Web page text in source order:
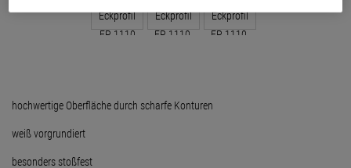
hochwertige Oberfläche durch scharfe Konturen
weiß vorgrundiert
besonders stoßfest